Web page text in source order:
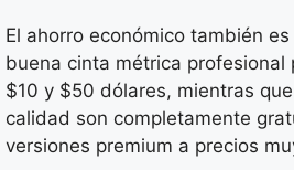
El ahorro económico también
buena cinta métrica profesional
$10 y $50 dólares, mientras
calidad son completamente
versiones premium a precios